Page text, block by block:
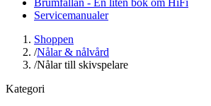
Servicemanualer
Shoppen
/Nålar & nålvård
/Nålar till skivspelare
Kategori